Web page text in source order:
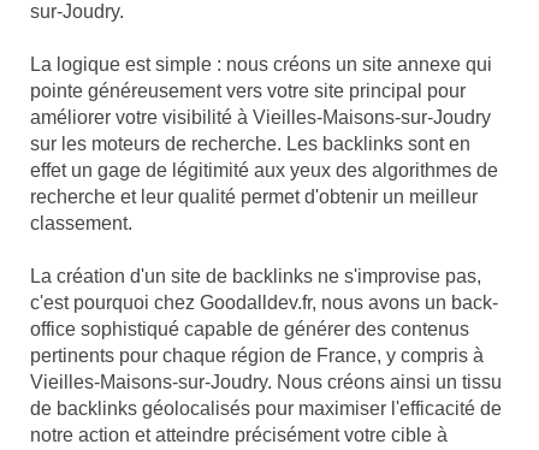
sur-Joudry.
La logique est simple : nous créons un site annexe qui
pointe généreusement vers votre site principal pour
améliorer votre visibilité à Vieilles-Maisons-sur-Joudry
sur les moteurs de recherche. Les backlinks sont en
effet un gage de légitimité aux yeux des algorithmes de
recherche et leur qualité permet d'obtenir un meilleur
classement.
La création d'un site de backlinks ne s'improvise pas,
c'est pourquoi chez Goodalldev.fr, nous avons un back-
office sophistiqué capable de générer des contenus
pertinents pour chaque région de France, y compris à
Vieilles-Maisons-sur-Joudry. Nous créons ainsi un tissu
de backlinks géolocalisés pour maximiser l'efficacité de
notre action et atteindre précisément votre cible à